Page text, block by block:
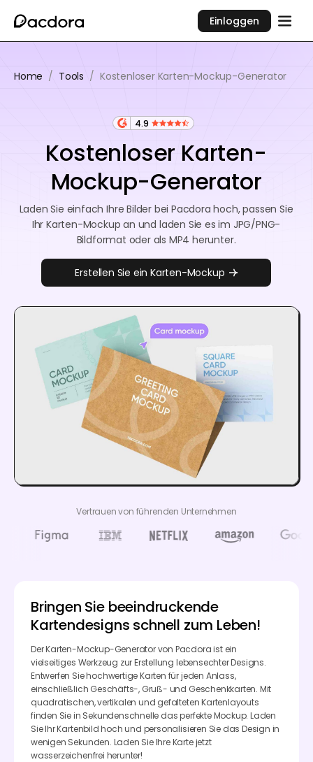
Einloggen
Home / Tools / Kostenloser Karten-Mockup-Generator
4.9
Kostenloser Karten-
Mockup-Generator
Laden Sie einfach Ihre Bilder bei Pacdora hoch, passen Sie
Ihr Karten-Mockup an und laden Sie es im JPG/PNG-
Bildformat oder als MP4 herunter.
Erstellen Sie ein Karten-Mockup
Vertrauen von führenden Unternehmen
Bringen Sie beeindruckende
Kartendesigns schnell zum Leben!
Der Karten-Mockup-Generator von Pacdora ist ein
vielseitiges Werkzeug zur Erstellung lebensechter Designs.
Entwerfen Sie hochwertige Karten für jeden Anlass,
einschließlich Geschäfts-, Gruß- und Geschenkkarten. Mit
quadratischen, vertikalen und gefalteten Kartenlayouts
finden Sie in Sekundenschnelle das perfekte Mockup. Laden
Sie Ihr Kartenbild hoch und personalisieren Sie das Design in
wenigen Sekunden. Laden Sie Ihre Karte jetzt
wasserzeichenfrei herunter!